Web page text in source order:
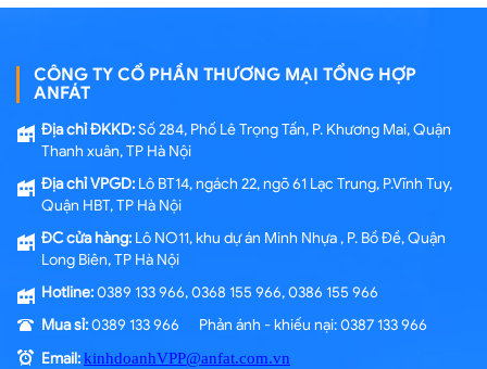
CÔNG TY CỔ PHẦN THƯƠNG MẠI TỔNG HỢP
ANFÁT
Địa chỉ ĐKKD:Số 284, Phố Lê Trọng Tấn, P. Khương Mai, Quận
Thanh xuân, TP Hà Nội
Địa chỉ VPGD: Lô BT14, ngách 22, ngõ 61 Lạc Trung, P.Vĩnh Tuy,
Quận HBT, TP Hà Nội
ĐC cửa hàng: Lô NO11, khu dự án Minh Nhựa , P. Bồ Đề, Quận
Long Biên, TP Hà Nội
Hotline:0389 133 966, 0368 155 966, 0386 155 966
Mua sỉ:0389 133 966 Phản ánh - khiếu nại: 0387 133 966
Email:kinhdoanhVPP@anfat.com.vn